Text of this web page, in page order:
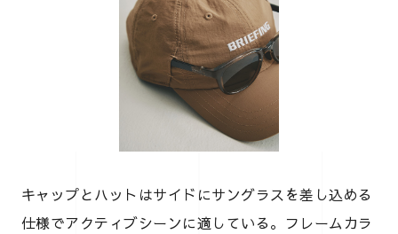
キャップとハットはサイドにサングラスを差し込める
仕様でアクティブシーンに適している。フレームカラ